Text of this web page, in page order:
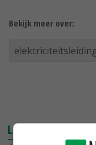
Bekijk meer over:
LEES OOK